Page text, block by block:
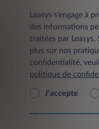
Leasys s’engage
des informations
traitées par Leasys.
plus sur nos
confidentialité,
politique de
J’accepte